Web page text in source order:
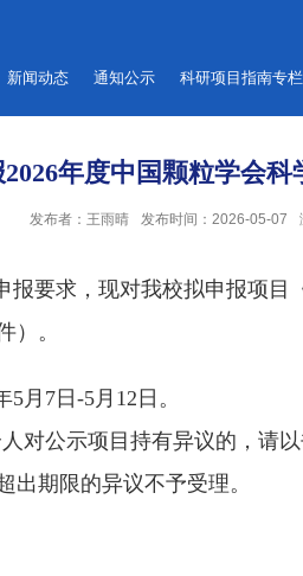
新闻动态 通知公示 科研项目指南专栏
年度中国颗粒学会
发布者：王雨晴 发布时间：2026-05-07
要求，现对我校拟申报项目
）。
5月 7 日-5月 12 日。
对公示项目持有异议的，请
出期限的异议不予受理。